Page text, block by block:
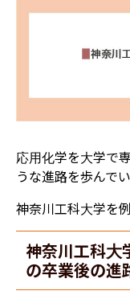
応用化学を大学で
うな進路を歩んで
神奈川工科大学を
神奈川工科大
の卒業後の進